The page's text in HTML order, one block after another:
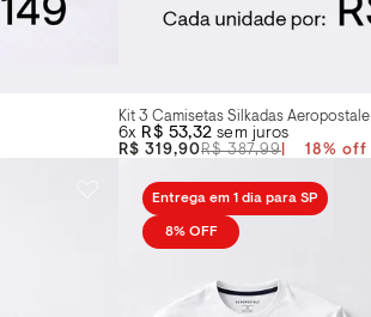
Kit 3 Camisetas Silkadas Aeropostale
R$ 387,99
R$ 319,90 18%
6x R$ 53,32sem juros
8% OFF
Entrega em 1 dia para SP